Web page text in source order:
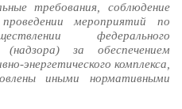
требования, соблюдение
мероприятий по
федерального
(надзора) за обеспечением
энергетического комплекса,
иными нормативными